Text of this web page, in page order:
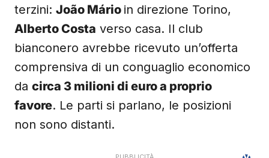
terzini: João Mário in direzione Torino,
Alberto Costa verso casa. Il club
bianconero avrebbe ricevuto un’offerta
comprensiva di un conguaglio economico
da circa 3 milioni di euro a proprio
favore. Le parti si parlano, le posizioni
non sono distanti.